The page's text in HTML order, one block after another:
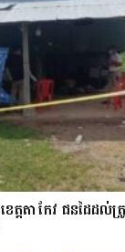
ត្តតាកែវ ជនដៃដល់